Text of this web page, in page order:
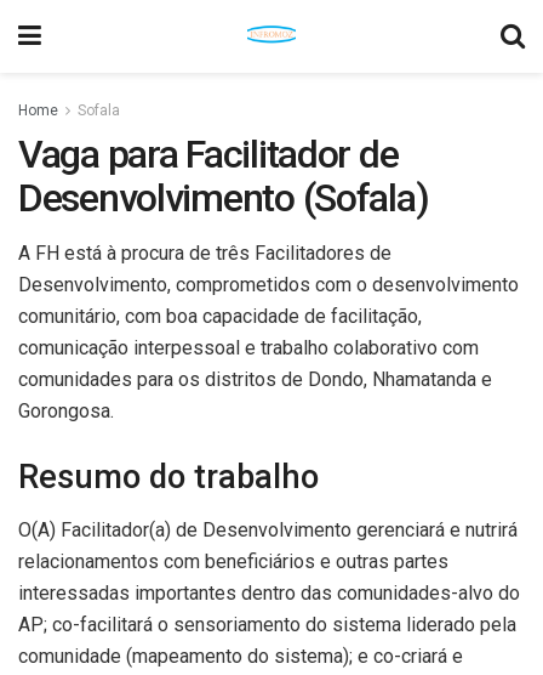
Home Sofala
Vaga para Facilitador de
Desenvolvimento (Sofala)
A FH está à procura de três Facilitadores de
Desenvolvimento, comprometidos com o desenvolvimento
comunitário, com boa capacidade de facilitação,
comunicação interpessoal e trabalho colaborativo com
comunidades para os distritos de Dondo, Nhamatanda e
Gorongosa.
Resumo do trabalho
O(A) Facilitador(a) de Desenvolvimento gerenciará e nutrirá
relacionamentos com beneficiários e outras partes
interessadas importantes dentro das comunidades-alvo do
AP; co-facilitará o sensoriamento do sistema liderado pela
comunidade (mapeamento do sistema); e co-criará e